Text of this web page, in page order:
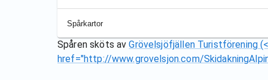
Spårkartor
Spåren sköts av Grövelsjöfjällen Turistförening
href="http://www.grovelsjon.com/